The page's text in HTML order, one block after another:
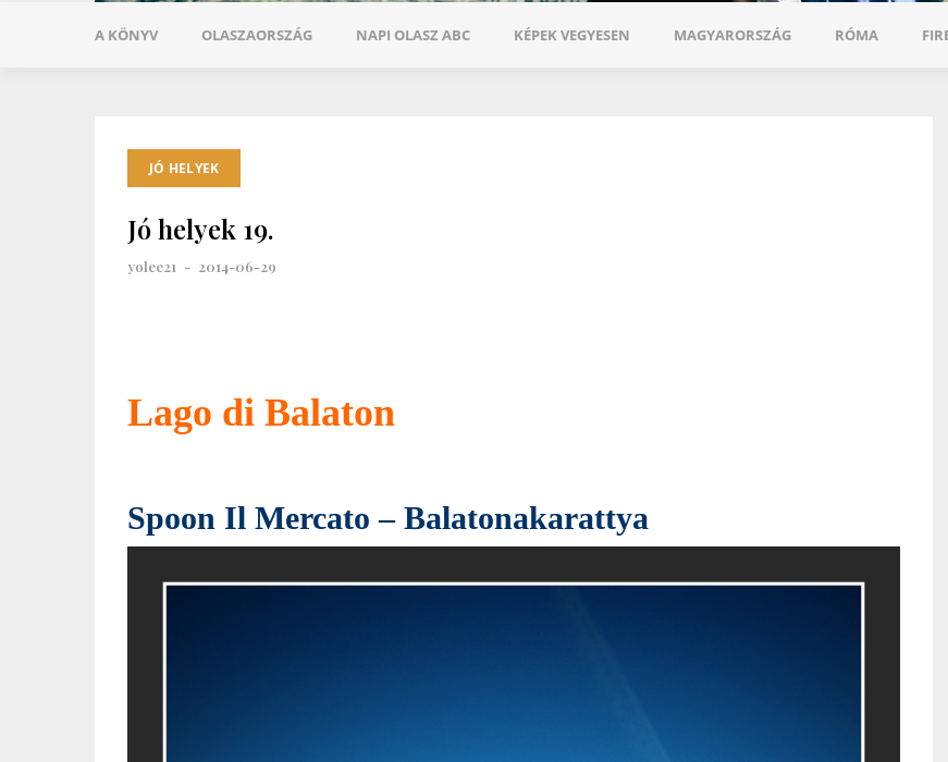
A KÖNYV OLASZAORSZÁG NAPI OLASZ ABC KÉPEK VEGYESEN MAGYARORSZÁG RÓMA
JÓ HELYEK
Jó helyek 19.
yolee21 - 2014-06-29
Lago di Balaton
Spoon Il Mercato – Balatonakarattya